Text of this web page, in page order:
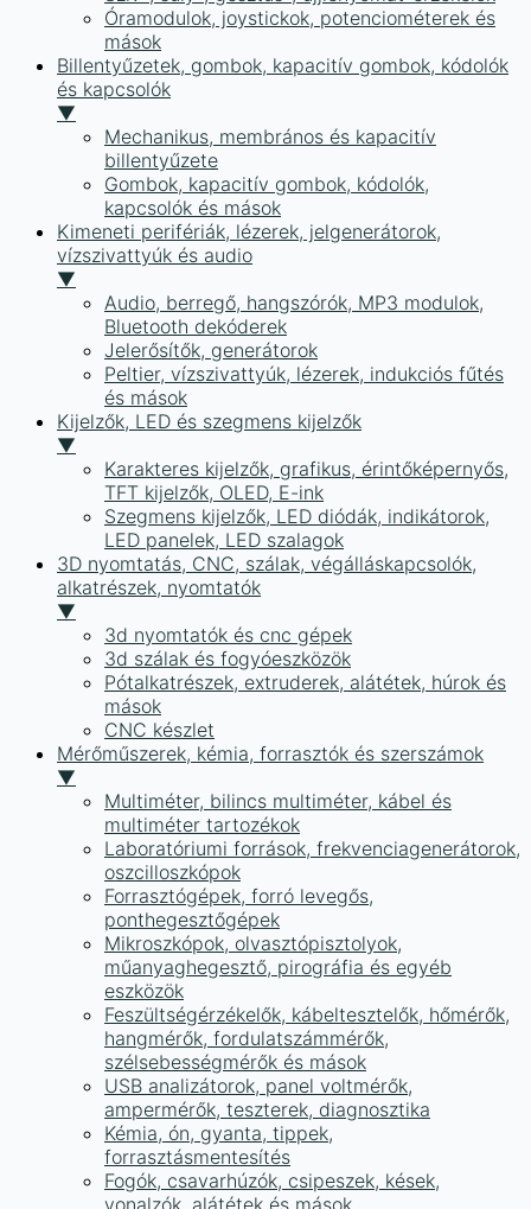
Óramodulok, joystickok, potenciométerek és
mások
Billentyűzetek, gombok, kapacitív gombok, kódolók
és kapcsolók
▼
Mechanikus, membrános és kapacitív
billentyűzete
Gombok, kapacitív gombok, kódolók,
kapcsolók és mások
Kimeneti perifériák, lézerek, jelgenerátorok,
vízszivattyúk és audio
▼
Audio, berregő, hangszórók, MP3 modulok,
Bluetooth dekóderek
Jelerősítők, generátorok
Peltier, vízszivattyúk, lézerek, indukciós fűtés
és mások
Kijelzők, LED és szegmens kijelzők
▼
Karakteres kijelzők, grafikus, érintőképernyős,
TFT kijelzők, OLED, E-ink
Szegmens kijelzők, LED diódák, indikátorok,
LED panelek, LED szalagok
3D nyomtatás, CNC, szálak, végálláskapcsolók,
alkatrészek, nyomtatók
▼
3d nyomtatók és cnc gépek
3d szálak és fogyóeszközök
Pótalkatrészek, extruderek, alátétek, húrok és
mások
CNC készlet
Mérőműszerek, kémia, forrasztók és szerszámok
▼
Multiméter, bilincs multiméter, kábel és
multiméter tartozékok
Laboratóriumi források, frekvenciagenerátorok,
oszcilloszkópok
Forrasztógépek, forró levegős,
ponthegesztőgépek
Mikroszkópok, olvasztópisztolyok,
műanyaghegesztő, pirográfia és egyéb
eszközök
Feszültségérzékelők, kábeltesztelők, hőmérők,
hangmérők, fordulatszámmérők,
szélsebességmérők és mások
USB analizátorok, panel voltmérők,
ampermérők, teszterek, diagnosztika
Kémia, ón, gyanta, tippek,
forrasztásmentesítés
Fogók, csavarhúzók, csipeszek, kések,
vonalzók, alátétek és mások